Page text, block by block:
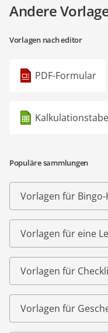
Andere
Vorlagen nach editor
PDF-Formular
Populäre sammlungen
Vorlagen für
Vorlagen für eine
Vorlagen für
Vorlagen für